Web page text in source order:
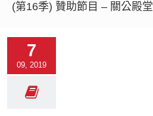
(第16季) 贊助節目 – 關公殿堂
7
09, 2019